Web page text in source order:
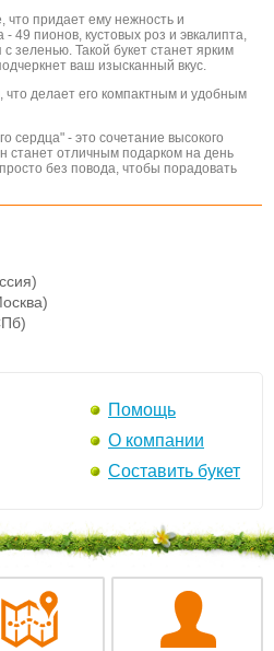
что придает ему нежность и
49 пионов, кустовых роз и эвкалипта,
зеленью. Такой букет станет ярким
ваш изысканный вкус.
что делает его компактным и удобным
сердца" - это сочетание высокого
станет отличным подарком на день
без повода, чтобы порадовать
Помощь
О компании
Составить букет